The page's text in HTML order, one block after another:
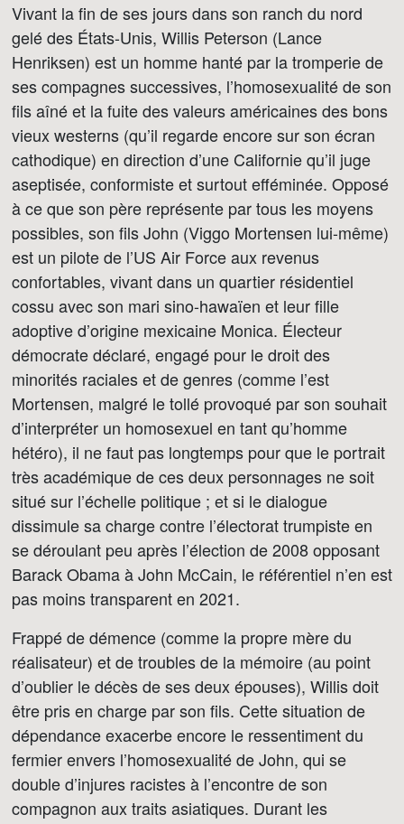
Vivant la fin de ses jours dans son ranch du nord
gelé des États-Unis, Willis Peterson (Lance
Henriksen) est un homme hanté par la tromperie de
ses compagnes successives, l’homosexualité de son
fils aîné et la fuite des valeurs américaines des bons
vieux westerns (qu’il regarde encore sur son écran
cathodique) en direction d’une Californie qu’il juge
aseptisée, conformiste et surtout efféminée. Opposé
à ce que son père représente par tous les moyens
possibles, son fils John (Viggo Mortensen lui-même)
est un pilote de l’US Air Force aux revenus
confortables, vivant dans un quartier résidentiel
cossu avec son mari sino-hawaïen et leur fille
adoptive d’origine mexicaine Monica. Électeur
démocrate déclaré, engagé pour le droit des
minorités raciales et de genres (comme l’est
Mortensen, malgré le tollé provoqué par son souhait
d’interpréter un homosexuel en tant qu’homme
hétéro), il ne faut pas longtemps pour que le portrait
très académique de ces deux personnages ne soit
situé sur l’échelle politique ; et si le dialogue
dissimule sa charge contre l’électorat trumpiste en
se déroulant peu après l’élection de 2008 opposant
Barack Obama à John McCain, le référentiel n’en est
pas moins transparent en 2021.
Frappé de démence (comme la propre mère du
réalisateur) et de troubles de la mémoire (au point
d’oublier le décès de ses deux épouses), Willis doit
être pris en charge par son fils. Cette situation de
dépendance exacerbe encore le ressentiment du
fermier envers l’homosexualité de John, qui se
double d’injures racistes à l’encontre de son
compagnon aux traits asiatiques. Durant les